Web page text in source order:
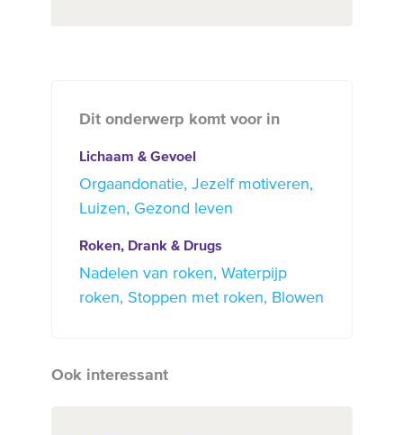
Dit onderwerp komt voor in
Lichaam & Gevoel
Orgaandonatie Jezelf motiveren
Luizen
Gezond leven
Roken, Drank & Drugs
Nadelen van roken Waterpijp
roken
Stoppen met roken Blowen
Ook interessant